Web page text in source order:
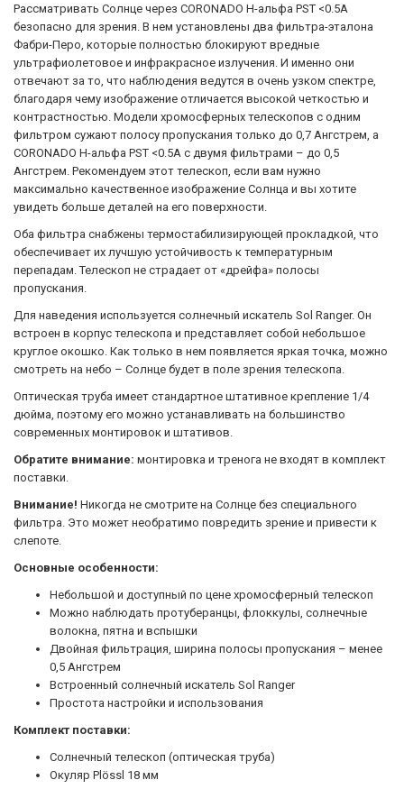
Рассматривать Солнце через CORONADO H-альфа PST <0.5A
безопасно для зрения. В нем установлены два фильтра-эталона
Фабри-Перо, которые полностью блокируют вредные
ультрафиолетовое и инфракрасное излучения. И именно они
отвечают за то, что наблюдения ведутся в очень узком спектре,
благодаря чему изображение отличается высокой четкостью и
контрастностью. Модели хромосферных телескопов с одним
фильтром сужают полосу пропускания только до 0,7 Ангстрем, а
CORONADO H-альфа PST <0.5A с двумя фильтрами – до 0,5
Ангстрем. Рекомендуем этот телескоп, если вам нужно
максимально качественное изображение Солнца и вы хотите
увидеть больше деталей на его поверхности.
Оба фильтра снабжены термостабилизирующей прокладкой, что
обеспечивает их лучшую устойчивость к температурным
перепадам. Телескоп не страдает от «дрейфа» полосы
пропускания.
Для наведения используется солнечный искатель Sol Ranger. Он
встроен в корпус телескопа и представляет собой небольшое
круглое окошко. Как только в нем появляется яркая точка, можно
смотреть на небо – Солнце будет в поле зрения телескопа.
Оптическая труба имеет стандартное штативное крепление 1/4
дюйма, поэтому его можно устанавливать на большинство
современных монтировок и штативов.
Обратите внимание: монтировка и тренога не входят в комплект
поставки.
Внимание! Никогда не смотрите на Солнце без специального
фильтра. Это может необратимо повредить зрение и привести к
слепоте.
Основные особенности:
Небольшой и доступный по цене хромосферный телескоп
Можно наблюдать протуберанцы, флоккулы, солнечные
волокна, пятна и вспышки
Двойная фильтрация, ширина полосы пропускания – менее
0,5 Ангстрем
Встроенный солнечный искатель Sol Ranger
Простота настройки и использования
Комплект поставки:
Солнечный телескоп (оптическая труба)
Окуляр Plössl 18 мм